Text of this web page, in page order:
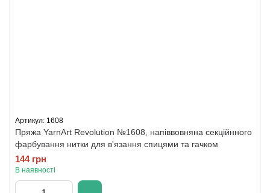
Артикул: 1608
Пряжа YarnArt Revolution №1608, напіввовняна секційнного
фарбування нитки для в'язання спицями та гачком
144 грн
В наявності